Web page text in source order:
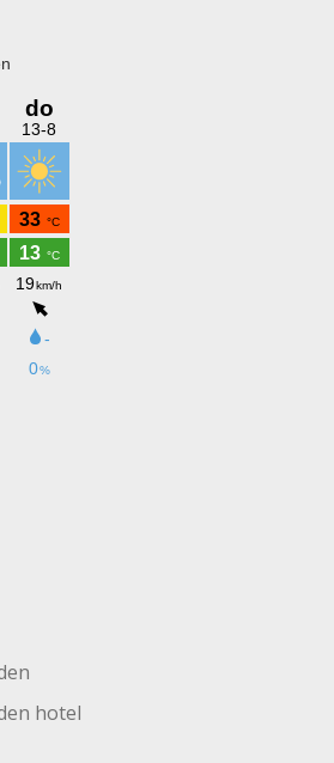
hotel